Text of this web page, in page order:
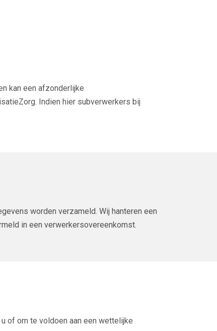
kan een afzonderlijke
Indien hier subverwerkers bij
worden verzameld. Wij hanteren een
in een verwerkersovereenkomst.
of om te voldoen aan een wettelijke